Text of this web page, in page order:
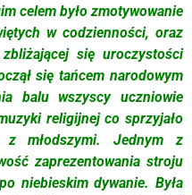
celem było zmotywowanie
w codzienności, oraz
się uroczystości
się tańcem narodowym
balu wszyscy uczniowie
religijnej co sprzyjało
z młodszymi. Jednym z
zaprezentowania stroju
niebieskim dywanie. Była